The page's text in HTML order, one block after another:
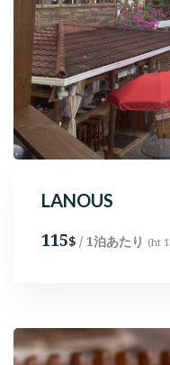
LANOUS
115$ / 1泊あたり (ht